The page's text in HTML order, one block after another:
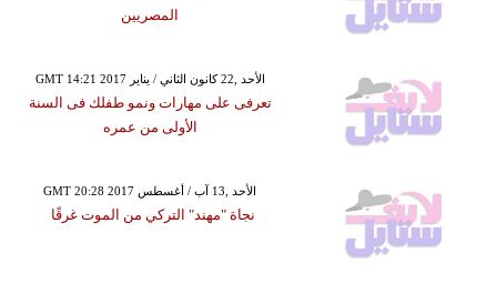
المصريين
GMT 14:21 2017 الأحد ,22 كانون الثاني / يناير
تعرفى على مهارات ونمو طفلك فى السنة
الأولى من عمره
GMT 20:28 2017 الأحد ,13 آب / أغسطس
نجاة "مهند" التركي من الموت غرقًا